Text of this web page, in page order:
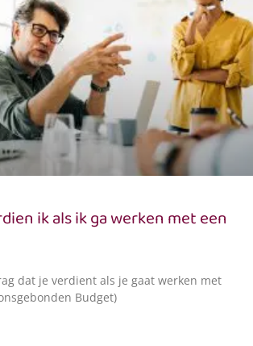
ik als ik ga werken met een
dat je verdient als je gaat werken met
Budget)